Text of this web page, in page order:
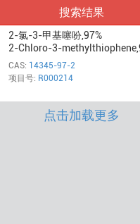
搜索结果
2-氯-3-甲基噻吩,97%
2-Chloro-3-
CAS: 14345-97-2
项目号: R000214
点击加载更多